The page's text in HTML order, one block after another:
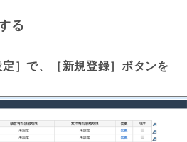
る
定］で、［新規登録］ボタンを